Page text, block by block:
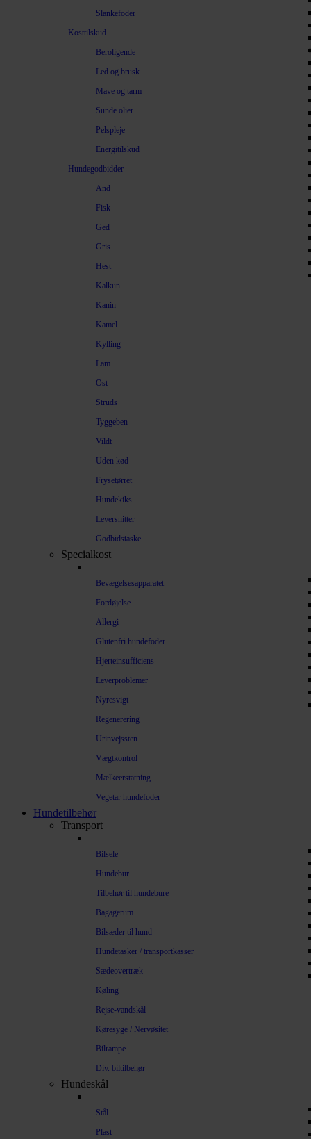
Slankefoder
Kosttilskud
Beroligende
Led og brusk
Mave og tarm
Sunde olier
Pelspleje
Energitilskud
Hundegodbidder
And
Fisk
Ged
Gris
Hest
Kalkun
Kanin
Kamel
Kylling
Lam
Ost
Struds
Tyggeben
Vildt
Uden kød
Frysetørret
Hundekiks
Leversnitter
Godbidstaske
Specialkost
Bevægelsesapparatet
Fordøjelse
Allergi
Glutenfri hundefoder
Hjerteinsufficiens
Leverproblemer
Nyresvigt
Regenerering
Urinvejssten
Vægtkontrol
Mælkeerstatning
Vegetar hundefoder
Hundetilbehør
Transport
Bilsele
Hundebur
Tilbehør til hundebure
Bagagerum
Bilsæder til hund
Hundetasker / transportkasser
Sædeovertræk
Køling
Rejse-vandskål
Køresyge / Nervøsitet
Bilrampe
Div. biltilbehør
Hundeskål
Stål
Plast